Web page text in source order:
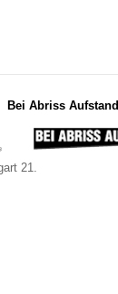
Bei Abriss Aufstand
21.